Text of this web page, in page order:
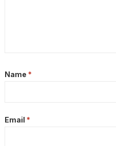
Name *
Email *